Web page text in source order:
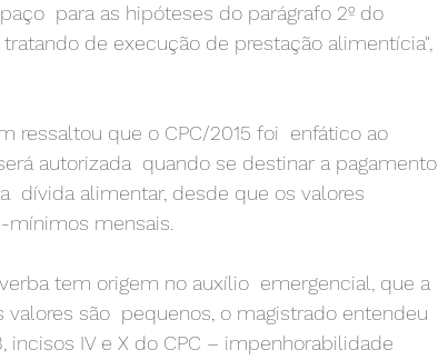
para as hipóteses do parágrafo 2º do
de execução de prestação alimentícia",
ressaltou que o CPC/2015 foi  enfático ao
autorizada  quando se destinar a pagamento
dívida alimentar, desde que os valores
mínimos mensais.
tem origem no auxílio  emergencial, que a
são  pequenos, o magistrado entendeu
IV e X do CPC – impenhorabilidade